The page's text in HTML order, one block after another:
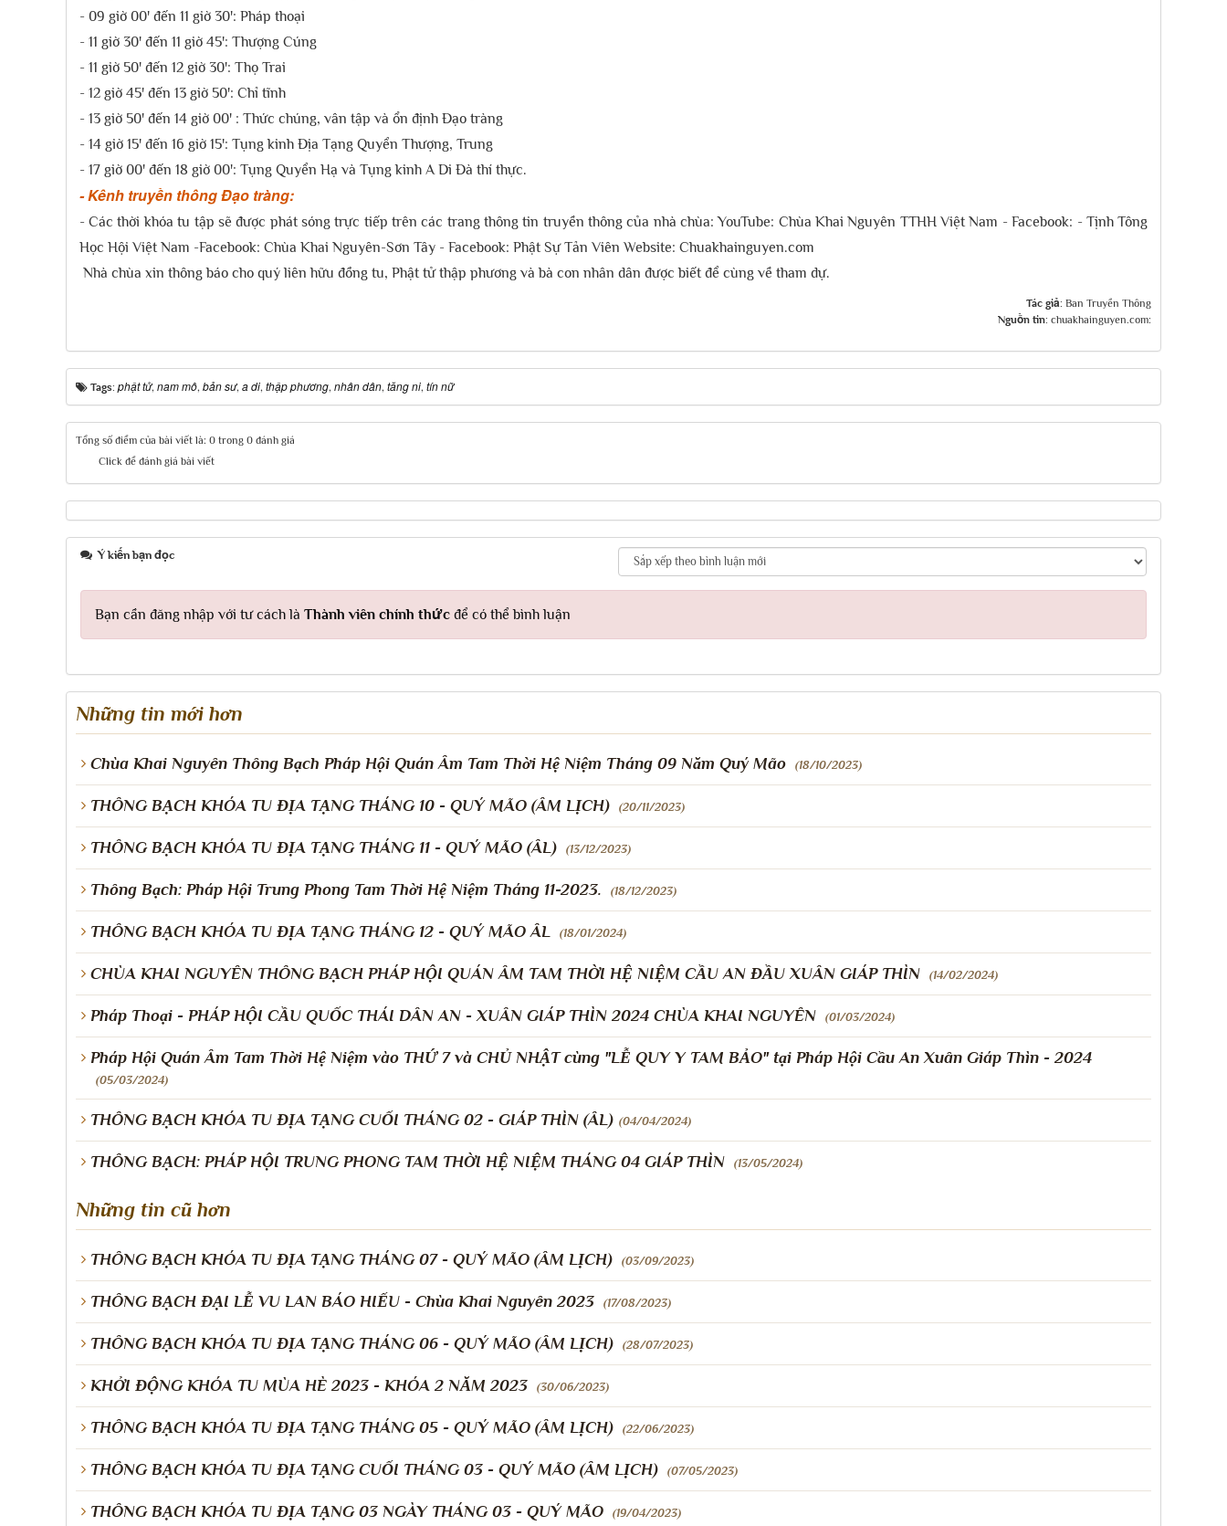
- 09 giờ 00' đến 11 giờ 30': Pháp thoại
- 11 giờ 30' đến 11 giờ 45': Thượng Cúng
- 11 giờ 50' đến 12 giờ 30': Thọ Trai
- 12 giờ 45' đến 13 giờ 50': Chỉ tĩnh
- 13 giờ 50' đến 14 giờ 00' : Thức chúng, vân tập và ổn định Đạo tràng
- 14 giờ 15' đến 16 giờ 15': Tụng kinh Địa Tạng Quyển Thượng, Trung
- 17 giờ 00' đến 18 giờ 00': Tụng Quyển Hạ và Tụng kinh A Di Đà thí thực.
- Kênh truyền thông Đạo tràng:
- Các thời khóa tu tập sẽ được phát sóng trực tiếp trên các trang thông tin truyền thông của nhà chùa: YouTube: Chùa Khai Nguyên TTHH Việt Nam - Facebook: - Tịnh Tông
Học Hội Việt Nam -Facebook: Chùa Khai Nguyên-Sơn Tây - Facebook: Phật Sự Tản Viên Website: Chuakhainguyen.com
Nhà chùa xin thông báo cho quý liên hữu đồng tu, Phật tử thập phương và bà con nhân dân được biết để cùng về tham dự.
Tác giả: Ban Truyền Thông
Nguồn tin: chuakhainguyen.com:
Tags: phật tử, nam mô, bản sư, a di, thập phương, nhân dân, tăng ni, tín nữ
Tổng số điểm của bài viết là: 0 trong 0 đánh giá
Click để đánh giá bài viết
Ý kiến bạn đọc
Bạn cần đăng nhập với tư cách là Thành viên chính thức để có thể bình luận
Những tin mới hơn
Chùa Khai Nguyên Thông Bạch Pháp Hội Quán Âm Tam Thời Hệ Niệm Tháng 09 Năm Quý Mão (18/10/2023)
THÔNG BẠCH KHÓA TU ĐỊA TẠNG THÁNG 10 - QUÝ MÃO (ÂM LỊCH) (20/11/2023)
THÔNG BẠCH KHÓA TU ĐỊA TẠNG THÁNG 11 - QUÝ MÃO (ÂL) (13/12/2023)
Thông Bạch: Pháp Hội Trung Phong Tam Thời Hệ Niệm Tháng 11-2023. (18/12/2023)
THÔNG BẠCH KHÓA TU ĐỊA TẠNG THÁNG 12 - QUÝ MÃO ÂL (18/01/2024)
CHÙA KHAI NGUYÊN THÔNG BẠCH PHÁP HỘI QUÁN ÂM TAM THỜI HỆ NIỆM CẦU AN ĐẦU XUÂN GIÁP THÌN (14/02/2024)
Pháp Thoại - PHÁP HỘI CẦU QUỐC THÁI DÂN AN - XUÂN GIÁP THÌN 2024 CHÙA KHAI NGUYÊN (01/03/2024)
Pháp Hội Quán Âm Tam Thời Hệ Niệm vào THỨ 7 và CHỦ NHẬT cùng "LỄ QUY Y TAM BẢO" tại Pháp Hội Cầu An Xuân Giáp Thìn - 2024
(05/03/2024)
​THÔNG BẠCH KHÓA TU ĐỊA TẠNG CUỐI THÁNG 02 - GIÁP THÌN (ÂL)​ (04/04/2024)
THÔNG BẠCH: PHÁP HỘI TRUNG PHONG TAM THỜI HỆ NIỆM THÁNG 04 GIÁP THÌN (13/05/2024)
Những tin cũ hơn
THÔNG BẠCH KHÓA TU ĐỊA TẠNG THÁNG 07 - QUÝ MÃO (ÂM LỊCH) (03/09/2023)
THÔNG BẠCH ĐẠI LỄ VU LAN BÁO HIẾU - Chùa Khai Nguyên 2023 (17/08/2023)
THÔNG BẠCH KHÓA TU ĐỊA TẠNG THÁNG 06 - QUÝ MÃO (ÂM LỊCH) (28/07/2023)
KHỞI ĐỘNG KHÓA TU MÙA HÈ 2023 - KHÓA 2 NĂM 2023 (30/06/2023)
THÔNG BẠCH KHÓA TU ĐỊA TẠNG THÁNG 05 - QUÝ MÃO (ÂM LỊCH) (22/06/2023)
THÔNG BẠCH KHÓA TU ĐỊA TẠNG CUỐI THÁNG 03 - QUÝ MÃO (ÂM LỊCH) (07/05/2023)
THÔNG BẠCH KHÓA TU ĐỊA TẠNG 03 NGÀY THÁNG 03 - QUÝ MÃO (19/04/2023)